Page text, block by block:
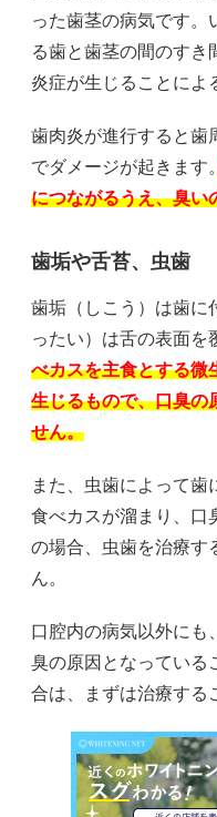
った歯茎の病気です。
る歯と歯茎の間のすき
炎症が生じることによ
歯肉炎が進行すると歯
でダメージが起きます。
につながるうえ、臭い
歯垢や舌苔、虫歯
歯垢（しこう）は歯に
ったい）は舌の表面を
べカスを主食とする微
生じるもので、口臭の
せん。
また、虫歯によって
食べカスが溜まり、口
の場合、虫歯を治療す
ん。
口腔内の病気以外にも
臭の原因となっている
合は、まずは治療する